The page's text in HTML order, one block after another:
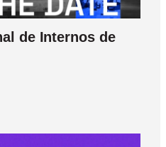
de Internos de